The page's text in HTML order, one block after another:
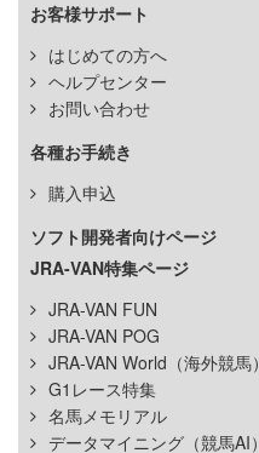
お客様サポート
はじめての方へ
ヘルプセンター
お問い合わせ
各種お手続き
購入申込
ソフト開発者向けページ
JRA-VAN特集ページ
JRA-VAN FUN
JRA-VAN POG
JRA-VAN World（海外競馬）
G1レース特集
名馬メモリアル
データマイニング（競馬AI）